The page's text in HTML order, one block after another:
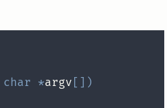
char *argv
)